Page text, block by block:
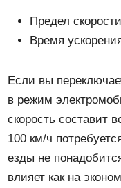
Предел
Время
Если вы
в режим
скорость составит
100 км/ч
езды не
влияет как на